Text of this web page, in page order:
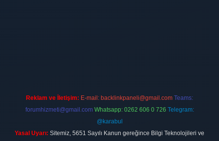
Reklam ve İletişim: E-mail: backlinkpaneli@gmail.com Teams:
forumhizmeti@gmail.com Whatsapp: 0262 606 0 726 Telegram:
@karabul
Yasal Uyarı: Sitemiz, 5651 Sayılı Kanun gereğince Bilgi Teknolojileri ve